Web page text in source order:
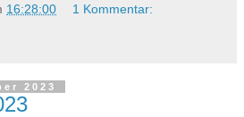
16:28:00 1 Kommentar:
2023